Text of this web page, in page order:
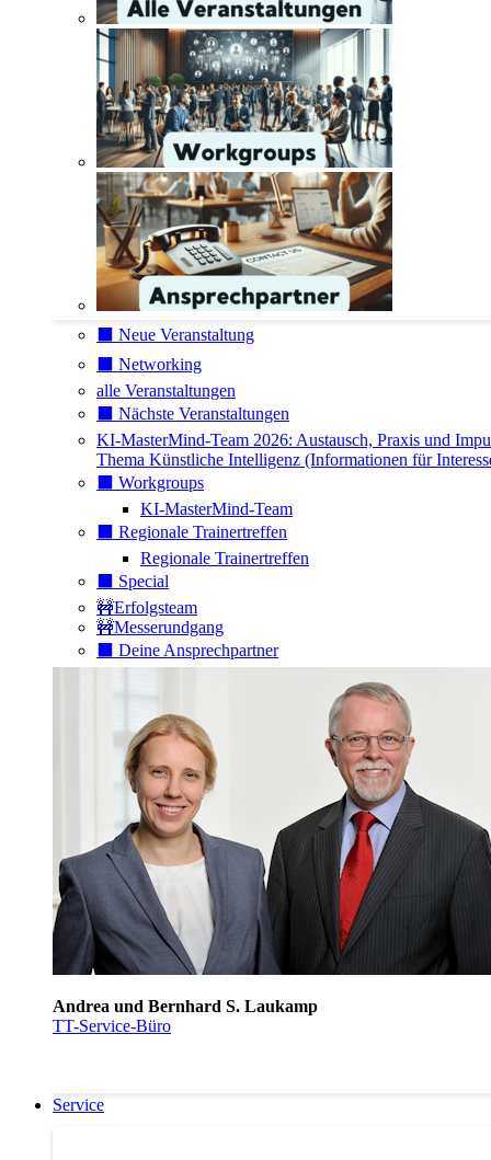
⬛️ Neue Veranstaltung
⬛️ Networking
alle Veranstaltungen
⬛️ Nächste Veranstaltungen
KI-MasterMind-Team 2026: Austausch, Praxis und
Thema Künstliche Intelligenz (Informationen für
⬛️ Workgroups
KI-MasterMind-Team
⬛️ Regionale Trainertreffen
Regionale Trainertreffen
⬛️ Special
🚧Erfolgsteam
🚧Messerundgang
⬛️ Deine Ansprechpartner
Andrea und Bernhard S. Laukamp
TT-Service-Büro
Service